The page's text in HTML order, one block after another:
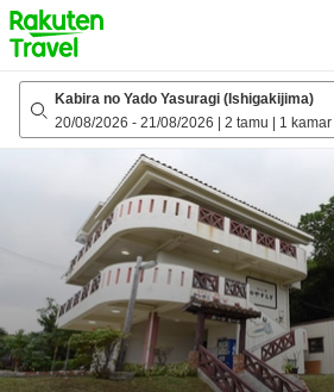
to
top
page
Kabira no Yado Yasuragi (Ishigakijima)
20/08/2026 - 21/08/2026 2 tamu 1 kamar